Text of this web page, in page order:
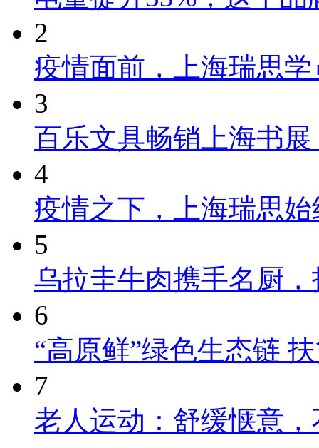
2
疫情面前，上海瑞思
3
百乐文具畅销上海书
4
疫情之下，上海瑞思
5
乌拉圭牛肉携手名厨
6
“高原鲜”绿色生态链
7
老人运动：舒缓惬意